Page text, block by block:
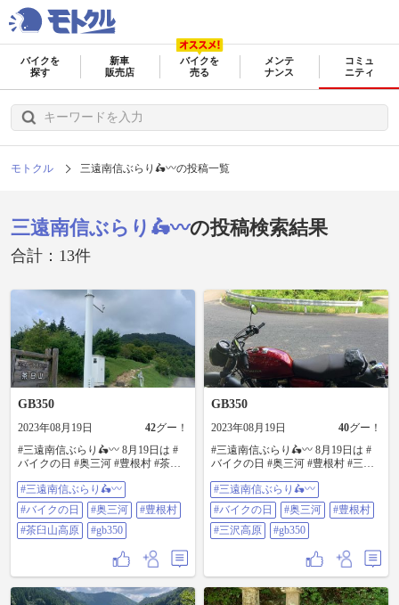
バイクを
探す
新車
販売店
バイクを
売る
メンテ
ナンス
コミュ
ニティ
モトクル 三遠南信ぶらり🛵〰️の投稿一覧
三遠南信ぶらり🛵〰️の投稿検索結果
合計：13件
GB350
2023年08月19日 42グー！
#三遠南信ぶらり🛵〰️ 8月19日は #
バイクの日 #奥三河 #豊根村 #茶臼
てる #GB350
#三遠南信ぶらり🛵〰️
#バイクの日
#奥三河
#豊根村
#茶臼山高原
#gb350
GB350
2023年08月19日 40グー！
#三遠南信ぶらり🛵〰️ 8月19日は #
バイクの日 #奥三河 #豊根村 #三沢
ンカーブ #GB350
#三遠南信ぶらり🛵〰️
#バイクの日
#奥三河
#豊根村
#三沢高原
#gb350